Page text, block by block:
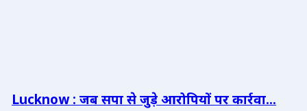
Lucknow : जब सपा से जुड़े आरोपियों पर कार्रवा...